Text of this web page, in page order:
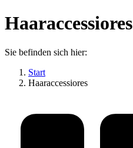
Haaraccessiores
Sie befinden sich hier:
Start
Haaraccessiores